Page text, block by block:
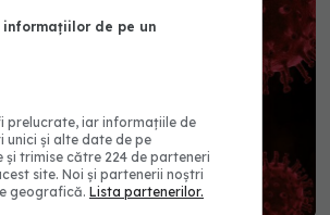
de pe un
prelucrate, iar informațiile de
și alte date de pe
trimise către 224 de parteneri
site. Noi și partenerii noștri
geografică. Lista partenerilor.